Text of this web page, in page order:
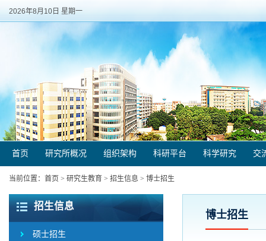
2026年8月10日 星期一
首页 研究所概况 组织架构 科研平台 科学研究 交
当前位置： 首页 > 研究生教育 > 招生信息 > 博士招生
招生信息
硕士招生
博士招生